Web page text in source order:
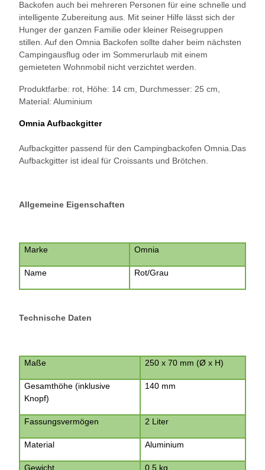
Backofen auch bei mehreren Personen für eine schnelle und
intelligente Zubereitung aus. Mit seiner Hilfe lässt sich der
Hunger der ganzen Familie oder kleiner Reisegruppen
stillen. Auf den Omnia Backofen sollte daher beim nächsten
Campingausflug oder im Sommerurlaub mit einem
gemieteten Wohnmobil nicht verzichtet werden.
Produktfarbe: rot, Höhe: 14 cm, Durchmesser: 25 cm,
Material: Aluminium
Omnia Aufbackgitter
Aufbackgitter passend für den Campingbackofen Omnia.Das
Aufbackgitter ist ideal für Croissants und Brötchen.
Allgemeine Eigenschaften
Marke Omnia
Name Rot/Grau
Technische Daten
Maße 250 x 70 mm (Ø x H)
Gesamthöhe (inklusive
Knopf)
140 mm
Fassungsvermögen 2 Liter
Material Aluminium
Gewicht 0,5 kg